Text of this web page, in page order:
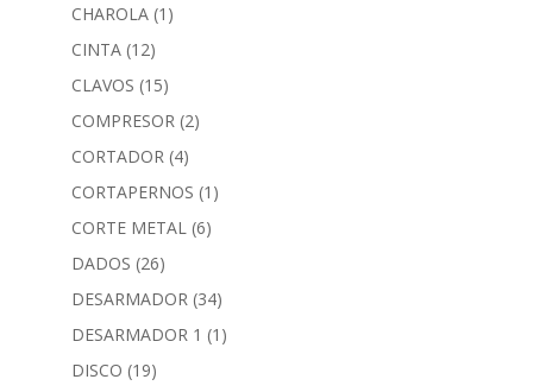
CHAROLA (1)
CINTA (12)
CLAVOS (15)
COMPRESOR (2)
CORTADOR (4)
CORTAPERNOS (1)
CORTE METAL (6)
DADOS (26)
DESARMADOR (34)
DESARMADOR 1 (1)
DISCO (19)